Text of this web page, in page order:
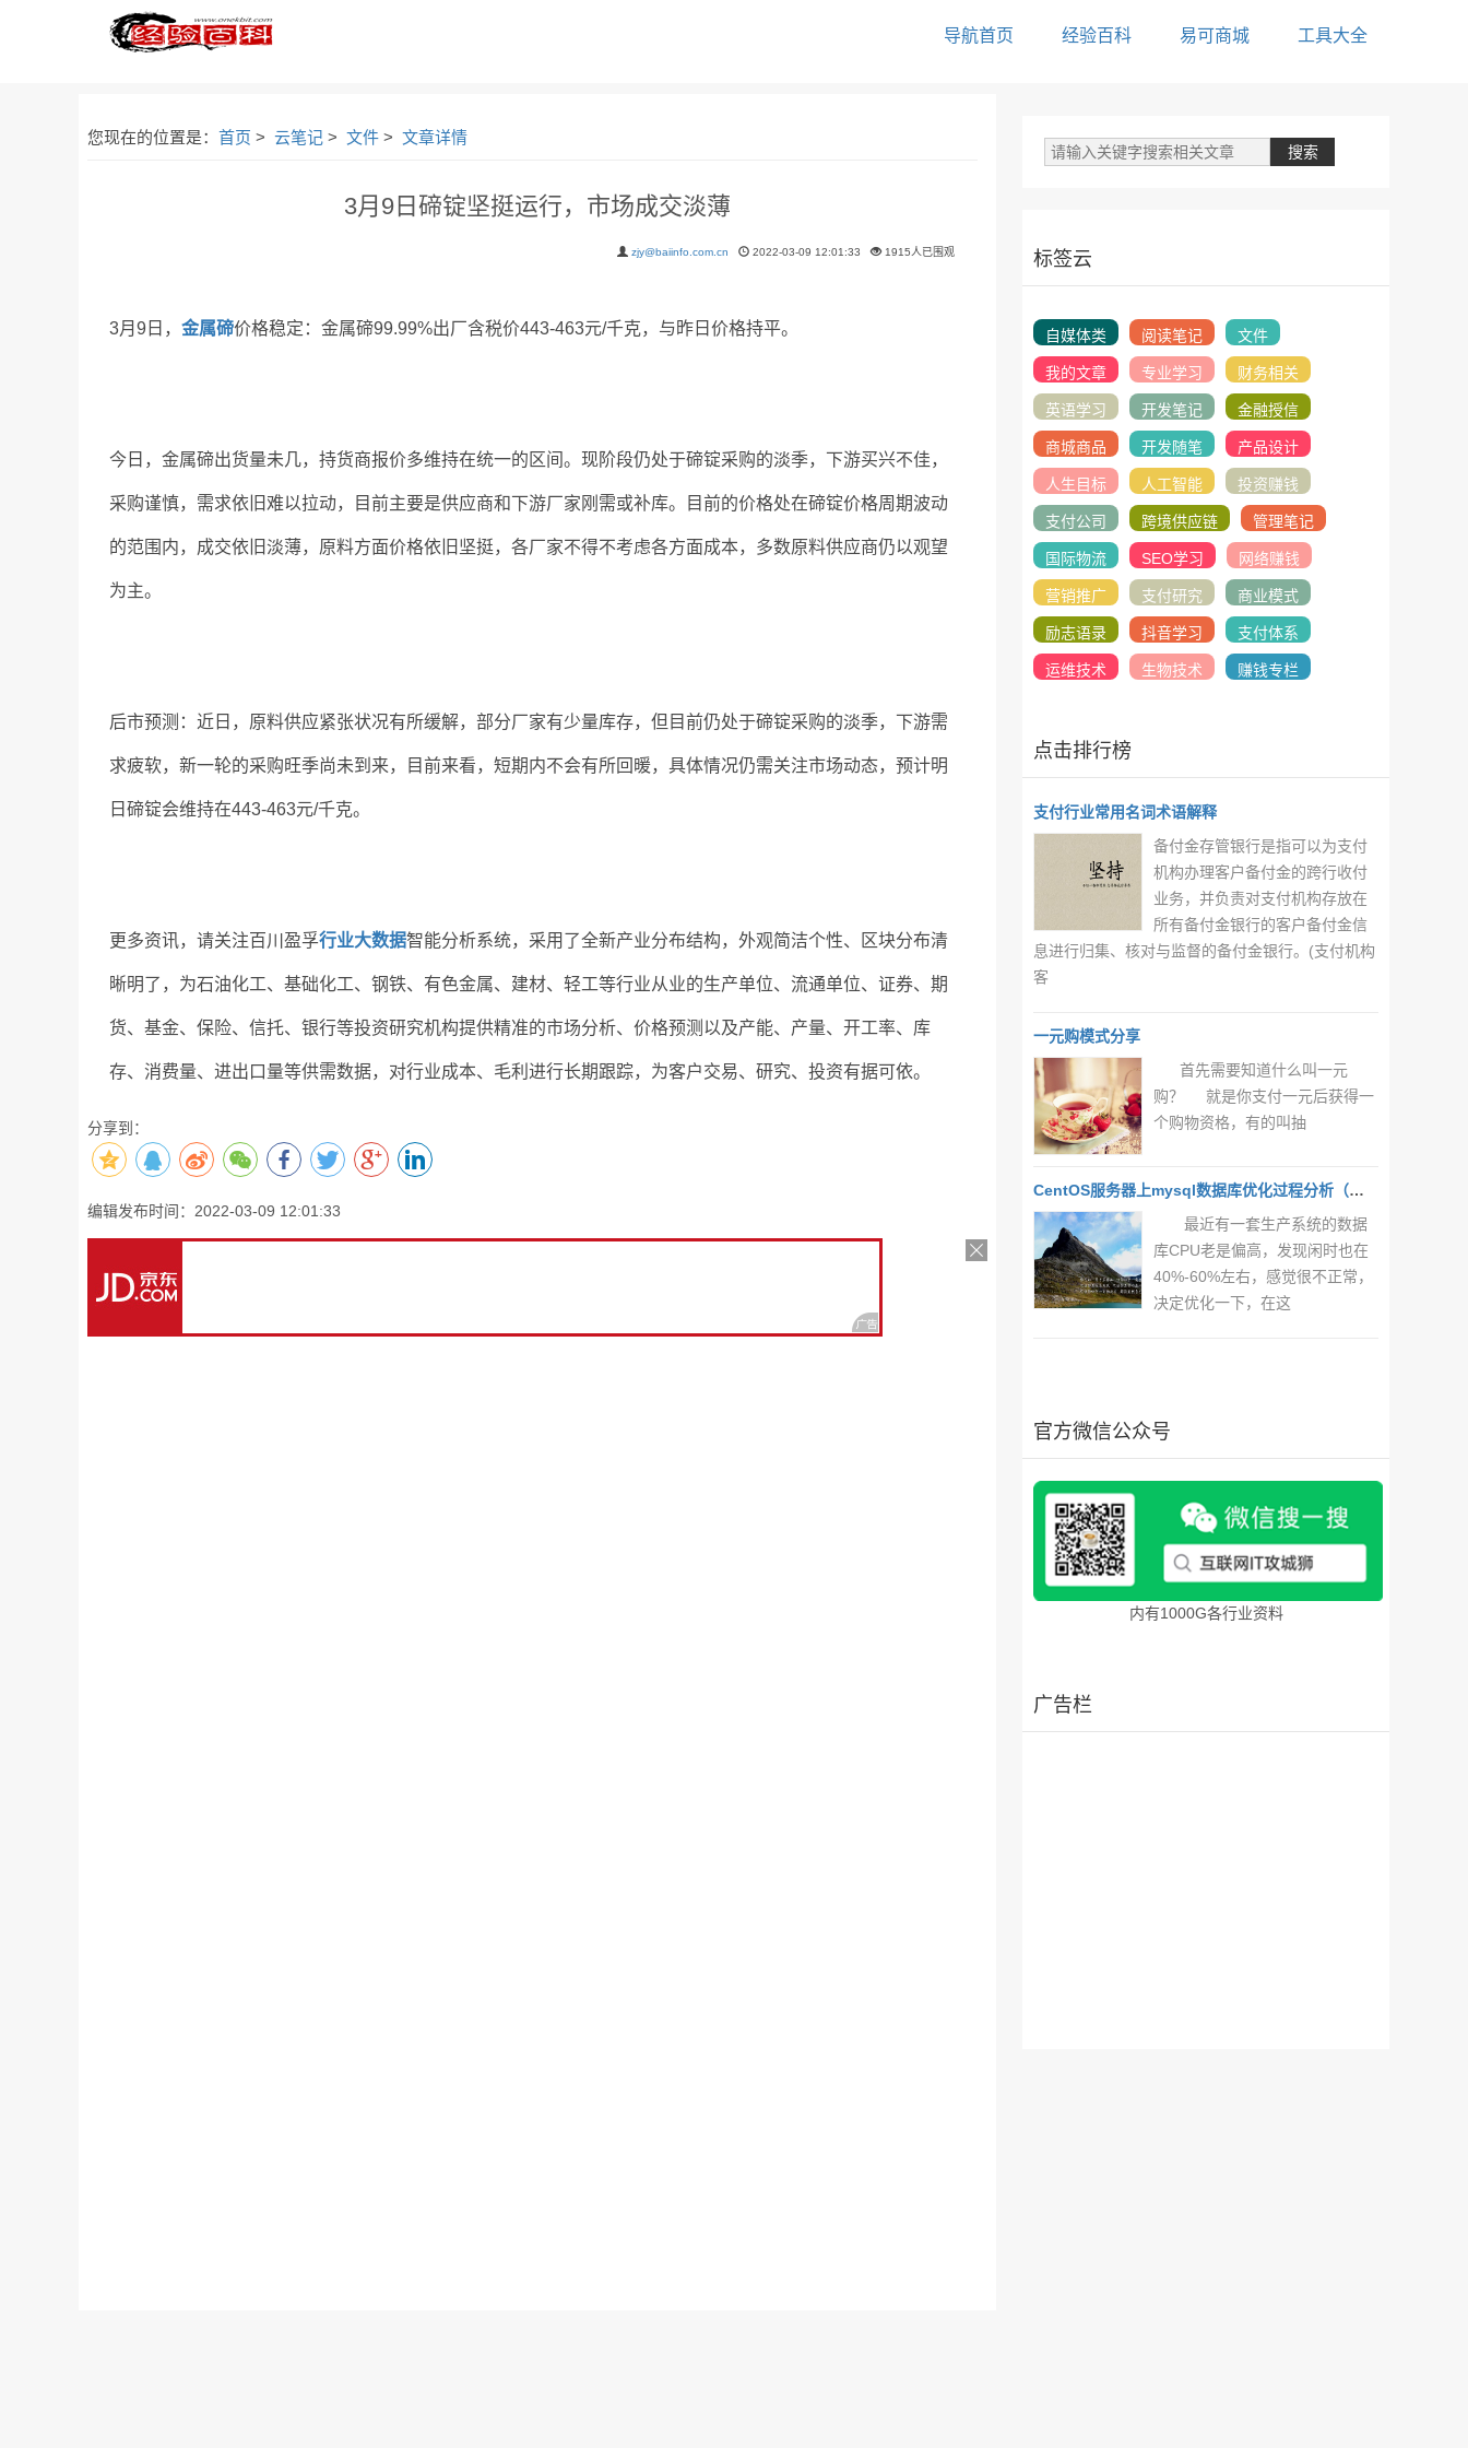
导航首页 经验百科 易可商城 工具大全
您现在的位置是：首页 >云笔记 >文件 >文章详情
3月9日碲锭坚挺运行，市场成交淡薄
zjy@baiinfo.com.cn 2022-03-09 12:01:33 1915人已围观
3月9日，金属碲价格稳定：金属碲99.99%出厂含税价443-463元/千克，与昨日价格持平。
今日，金属碲出货量未几，持货商报价多维持在统一的区间。现阶段仍处于碲锭采购的淡季，下游买兴不佳，
采购谨慎，需求依旧难以拉动，目前主要是供应商和下游厂家刚需或补库。目前的价格处在碲锭价格周期波动
的范围内，成交依旧淡薄，原料方面价格依旧坚挺，各厂家不得不考虑各方面成本，多数原料供应商仍以观望
为主。
后市预测：近日，原料供应紧张状况有所缓解，部分厂家有少量库存，但目前仍处于碲锭采购的淡季，下游需
求疲软，新一轮的采购旺季尚未到来，目前来看，短期内不会有所回暖，具体情况仍需关注市场动态，预计明
日碲锭会维持在443-463元/千克。
更多资讯，请关注百川盈孚行业大数据智能分析系统，采用了全新产业分布结构，外观简洁个性、区块分布清
晰明了，为石油化工、基础化工、钢铁、有色金属、建材、轻工等行业从业的生产单位、流通单位、证券、期
货、基金、保险、信托、银行等投资研究机构提供精准的市场分析、价格预测以及产能、产量、开工率、库
存、消费量、进出口量等供需数据，对行业成本、毛利进行长期跟踪，为客户交易、研究、投资有据可依。
分享到：
编辑发布时间：2022-03-09 12:01:33
标签云
自媒体类 阅读笔记 文件
我的文章 专业学习 财务相关
英语学习 开发笔记 金融授信
商城商品 开发随笔 产品设计
人生目标 人工智能 投资赚钱
支付公司 跨境供应链 管理笔记
国际物流 SEO学习 网络赚钱
营销推广 支付研究 商业模式
励志语录 抖音学习 支付体系
运维技术 生物技术 赚钱专栏
点击排行榜
支付行业常用名词术语解释
备付金存管银行是指可以为支付
机构办理客户备付金的跨行收付
业务，并负责对支付机构存放在
所有备付金银行的客户备付金信
息进行归集、核对与监督的备付金银行。(支付机构
客
一元购模式分享
首先需要知道什么叫一元
购？ 就是你支付一元后获得一
个购物资格，有的叫抽
CentOS服务器上mysql数据库优化过程分析（一）
最近有一套生产系统的数据
库CPU老是偏高，发现闲时也在
40%-60%左右，感觉很不正常，
决定优化一下，在这
官方微信公众号
内有1000G各行业资料
广告栏